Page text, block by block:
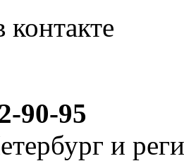
контакте
90-95
и